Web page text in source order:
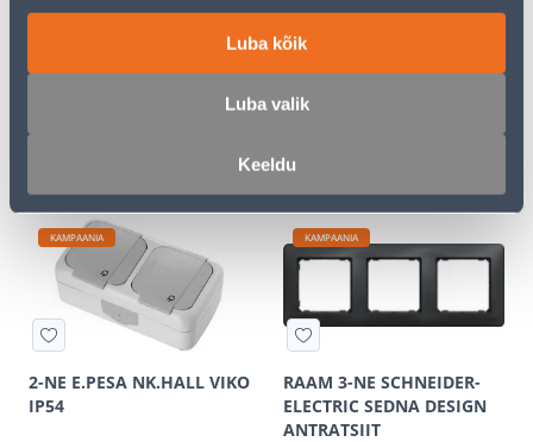
Luba kõik
Luba valik
Keeldu
PISTIKUPESA 1-NE FENDE
5
KAMPAANIA
2-NE E.PESA NK.HALL VIKO
IP54
KAMPAANIA
RAAM 3-NE SCHNEIDER-
ELECTRIC SEDNA DESIGN
ANTRATSIIT